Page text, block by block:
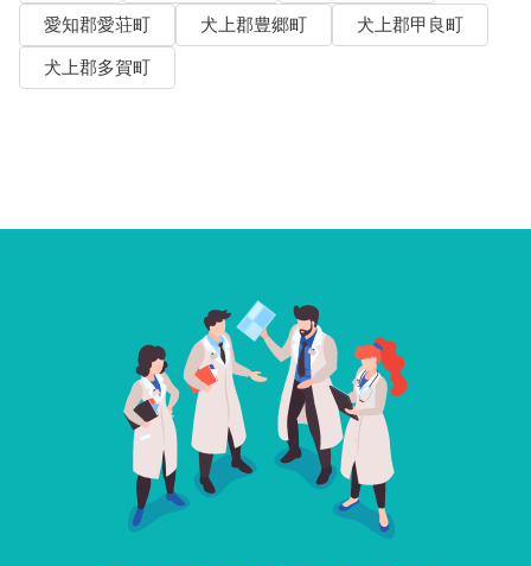
愛知郡愛荘町
犬上郡豊郷町
犬上郡甲良町
犬上郡多賀町